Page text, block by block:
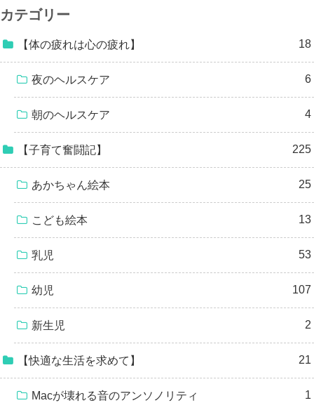
カテゴリー
【体の疲れは心の疲れ】 18
夜のヘルスケア 6
朝のヘルスケア 4
【子育て奮闘記】 225
あかちゃん絵本 25
こども絵本 13
乳児 53
幼児 107
新生児 2
【快適な生活を求めて】 21
Macが壊れる音のアンソノリティ 1